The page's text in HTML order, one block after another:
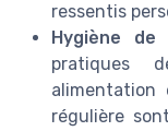
ressentis
Hygiène
pratiques
alimentation
régulière